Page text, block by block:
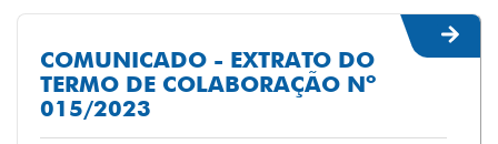
COMUNICADO - EXTRATO DO
TERMO DE COLABORAÇÃO Nº
015/2023